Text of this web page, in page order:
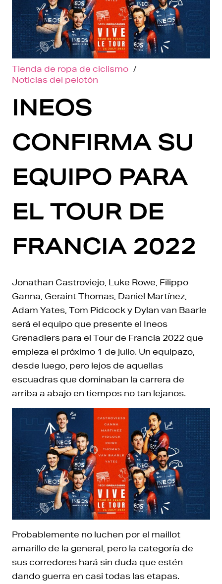
Tienda de ropa de ciclismo /
Noticias del pelotón
INEOS
CONFIRMA SU
EQUIPO PARA
EL TOUR DE
FRANCIA 2022
Jonathan Castroviejo, Luke Rowe, Filippo
Ganna, Geraint Thomas, Daniel Martínez,
Adam Yates, Tom Pidcock y Dylan van Baarle
será el equipo que presente el Ineos
Grenadiers para el Tour de Francia 2022 que
empieza el próximo 1 de julio. Un equipazo,
desde luego, pero lejos de aquellas
escuadras que dominaban la carrera de
arriba a abajo en tiempos no tan lejanos.
Probablemente no luchen por el maillot
amarillo de la general, pero la categoría de
sus corredores hará sin duda que estén
dando guerra en casi todas las etapas.